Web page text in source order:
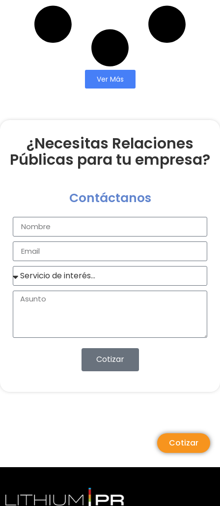
Ver Más
¿Necesitas Relaciones
Públicas para tu empresa?
Contáctanos
Cotizar
Cotizar